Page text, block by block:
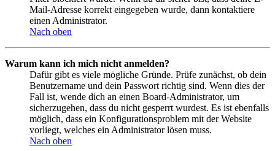
Mail-Adresse korrekt eingegeben wurde, dann kontaktiere
einen Administrator.
Nach oben
Warum kann ich mich nicht anmelden?
Dafür gibt es viele mögliche Gründe. Prüfe zunächst, ob dein
Benutzername und dein Passwort richtig sind. Wenn dies der
Fall ist, wende dich an einen Board-Administrator, um
sicherzugehen, dass du nicht gesperrt wurdest. Es ist ebenfalls
möglich, dass ein Konfigurationsproblem mit der Website
vorliegt, welches ein Administrator lösen muss.
Nach oben